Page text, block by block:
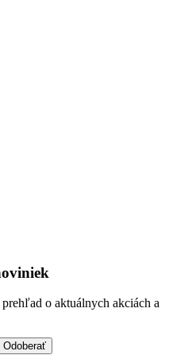
o aktuálnych akciách a
Odoberať